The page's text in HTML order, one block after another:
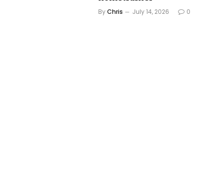
ByChris July 14, 2026 0